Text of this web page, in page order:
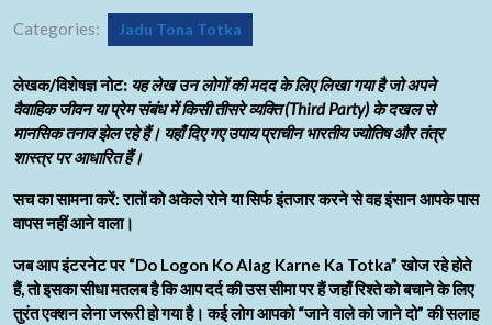
Categories: Jadu Tona Totka
लेखक/विशेषज्ञ नोट: यह लेख उन लोगों की मदद के लिए लिखा गया है जो अपने
वैवाहिक जीवन या प्रेम संबंध में किसी तीसरे व्यक्ति (Third Party) के दखल से
मानसिक तनाव झेल रहे हैं। यहाँ दिए गए उपाय प्राचीन भारतीय ज्योतिष और तंत्र
शास्त्र पर आधारित हैं।
सच का सामना करें: रातों को अकेले रोने या सिर्फ इंतजार करने से वह इंसान आपके पास
वापस नहीं आने वाला।
जब आप इंटरनेट पर “Do Logon Ko Alag Karne Ka Totka” खोज रहे होते
हैं, तो इसका सीधा मतलब है कि आप दर्द की उस सीमा पर हैं जहाँ रिश्ते को बचाने के लिए
तुरंत एक्शन लेना जरूरी हो गया है। कई लोग आपको “जाने वाले को जाने दो” की सलाह